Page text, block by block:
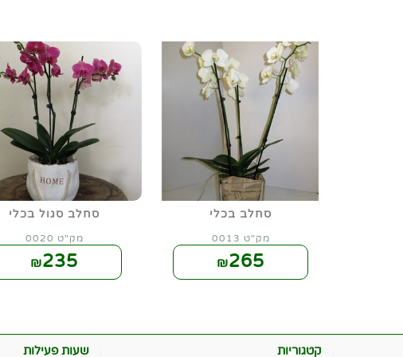
סחלב בכלי
מק"ט 0013
₪265
סחלב סגול בכלי
מק"ט 0020
₪235
קטגוריות שעות פעילות